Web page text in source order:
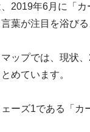
、2019年6月に「
葉が注目を浴びる
ップでは、現状
めています。
ーズ1である「カ